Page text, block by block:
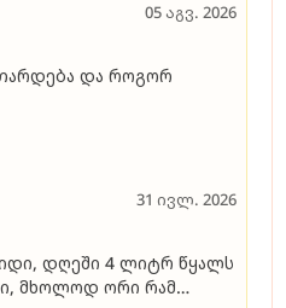
05 აგვ. 2026
და როგორ
31 ივლ. 2026
დღეში 4 ლიტრ წყალს
მხოლოდ ორი რამ